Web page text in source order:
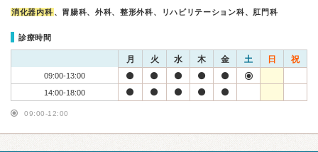
消化器内科 、胃腸科、外科、整形外科、リハビリテーション科、肛門科
診療時間
月 火 水 木 金 土 日 祝
09:00-13:00
14:00-18:00
09:00-12:00